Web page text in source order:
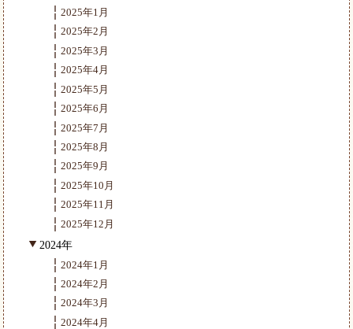
2025年1月
2025年2月
2025年3月
2025年4月
2025年5月
2025年6月
2025年7月
2025年8月
2025年9月
2025年10月
2025年11月
2025年12月
2024年
2024年1月
2024年2月
2024年3月
2024年4月